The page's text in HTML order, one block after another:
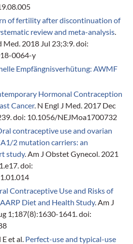
of fertility after discontinuation of
review and meta-analysis
2018 Jul 23;3:9. doi:
0064-y
Empfängnisverhütung: AWMF
Hormonal Contraception
Cancer. N Engl J Med. 2017 Dec
doi: 10.1056/NEJMoa1700732
contraceptive use and ovarian
2 mutation carriers: an
study. Am J Obstet Gynecol. 2021
doi:
Contraceptive Use and Risks of
Diet and Health Study. Am J
1;187(8):1630-1641. doi:
et al. Perfect-use and typical-use